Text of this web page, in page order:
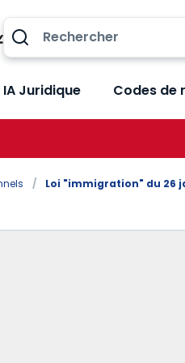
IA Juridique Codes de
/ Loi "immigration" du 26